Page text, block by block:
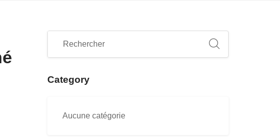
Category
Aucune catégorie